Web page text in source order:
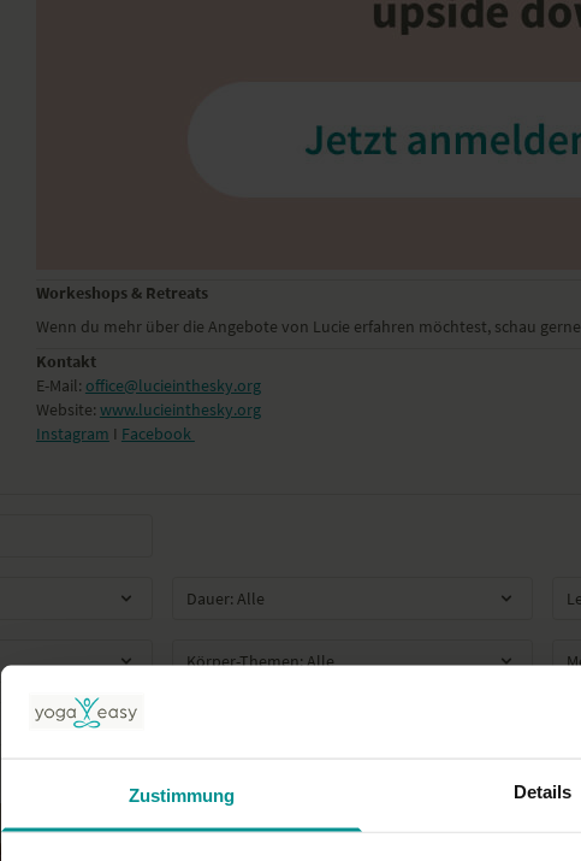
Zustimmung Details
Workeshops & Retreats
Wenn du mehr über die Angebote von Lucie erfahren möchtest, schau gerne
Kontakt
E-Mail: office@lucieinthesky.org
Website: www.lucieinthesky.org
Instagram I Facebook